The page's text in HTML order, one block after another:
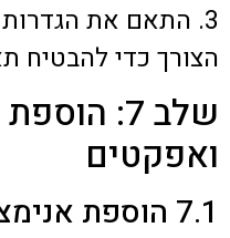
3. התאם את הגדרות
הצורך כדי להבטיח
שלב 7:
ואפקטים
7.1 הוספת אנימציות